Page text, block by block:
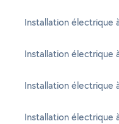
Installation électrique
Installation électrique
Installation électrique
Installation électrique